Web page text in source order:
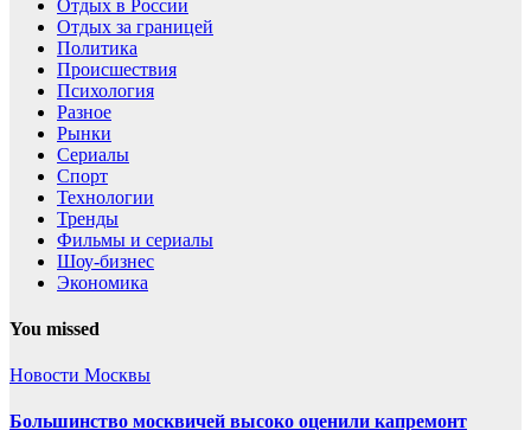
Отдых в России
Отдых за границей
Политика
Происшествия
Психология
Разное
Рынки
Сериалы
Спорт
Технологии
Тренды
Фильмы и сериалы
Шоу-бизнес
Экономика
You missed
Новости Москвы
Большинство москвичей высоко оценили капремонт